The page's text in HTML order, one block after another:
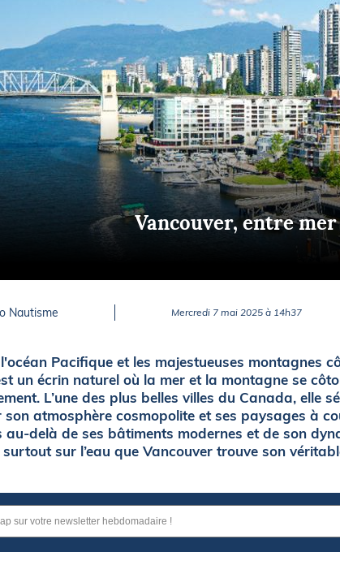
LOISIRS
Plongée
Glisse
Vancouver, entre
Nautisme Mercredi 7 mai 2025 à 14h37
Pacifique et les majestueuses montagnes
un écrin naturel où la mer et la montagne se
L’une des plus belles villes du Canada, elle
atmosphère cosmopolite et ses paysages à
au-delà de ses bâtiments modernes et de son
surtout sur l’eau que Vancouver trouve son